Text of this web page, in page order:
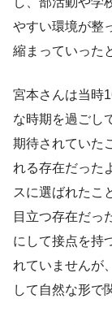
やすい環境が整
縮まっていった
宮本さんは当時
な時期を過ごし
期待されていた
れる存在だった
スに選ばれたこ
目立つ存在だっ
にして接点を持
れていませんが
して自然な形で